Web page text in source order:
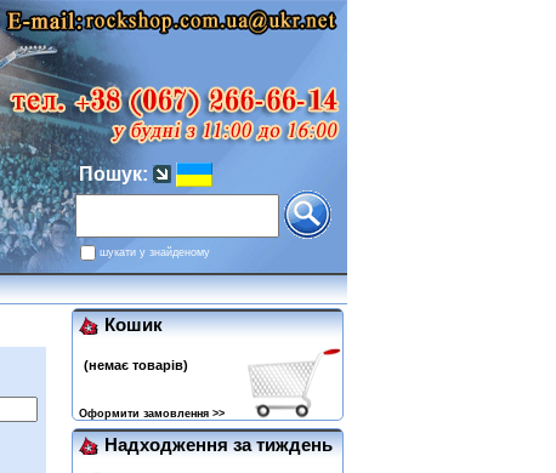
Пошук:
шукати у знайденому
Кошик
(немає товарів)
Оформити замовлення >>
Надходження за тиждень